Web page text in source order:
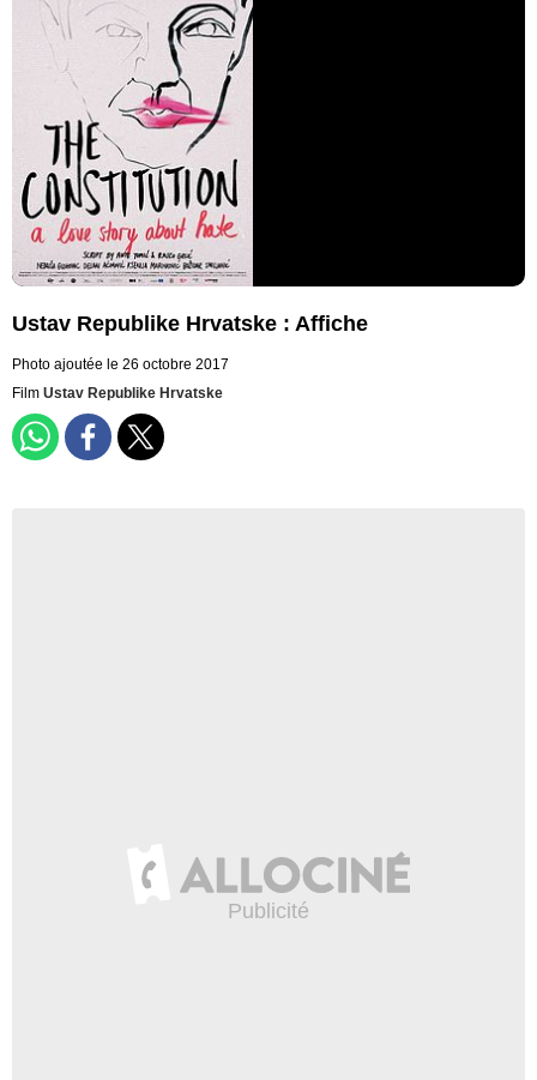
Ustav Republike Hrvatske : Affiche
Photo ajoutée le 26 octobre 2017
Film Ustav Republike Hrvatske